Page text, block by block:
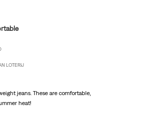
LOTERIJ
jeans. These are comfortable,
heat!